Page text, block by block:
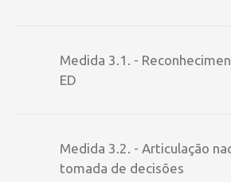
Medida 3.1. -
ED
Medida 3.2. - Articulação
tomada de decisões